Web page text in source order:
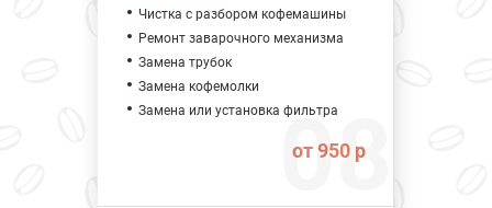
Чистка с разбором кофемашины
Ремонт заварочного механизма
Замена трубок
Замена кофемолки
Замена или установка фильтра
от 950 р